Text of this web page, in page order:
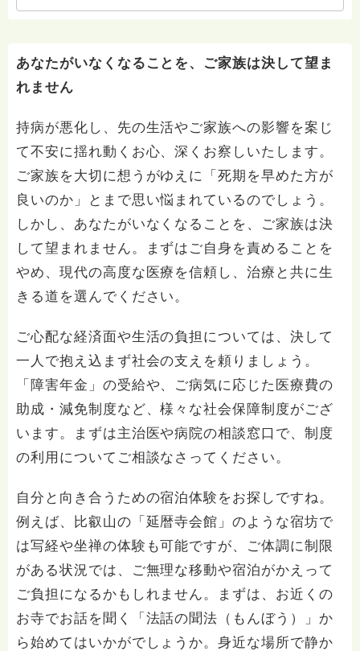
いて、あなたに向き合っています。 ですので、過去の
いします。 ※個別相談は、hasunohaオンライン相談よ
受け付けておりません。また夜中や早朝の電話もご遠慮
あなたがいなくなることを、ご家族は決して望ま
れません
持病が悪化し、先の生活やご家族への影響を案じ
て不安に揺れ動くお心、深くお察しいたします。
ご家族を大切に想うがゆえに「死期を早めた方が
良いのか」とまで思い悩まれているのでしょう。
しかし、あなたがいなくなることを、ご家族は決
して望まれません。まずはご自身を責めることを
やめ、現代の高度な医療を信頼し、治療と共に生
きる道を選んでください。
ご心配な経済面や生活の負担については、決して
一人で抱え込まず社会の支えを頼りましょう。
「障害年金」の受給や、ご病気に応じた医療費の
助成・減免制度など、様々な社会保障制度がござ
います。まずは主治医や病院の相談窓口で、制度
の利用についてご相談なさってください。
自分と向き合うための宿泊体験をお探しですね。
例えば、比叡山の「延暦寺会館」のような宿坊で
は写経や坐禅の体験も可能ですが、ご体調に制限
がある状況では、ご無理な移動や宿泊がかえって
ご負担になるかもしれません。まずは、お近くの
お寺でお話を聞く「法話の聞法（もんぼう）」か
ら始めてはいかがでしょうか。身近な場所で静か